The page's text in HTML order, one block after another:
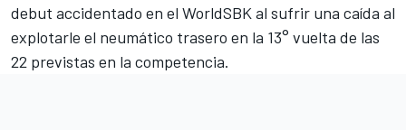
debut accidentado en el WorldSBK al sufrir una caída al
explotarle el neumático trasero en la 13° vuelta de las
22 previstas en la competencia.